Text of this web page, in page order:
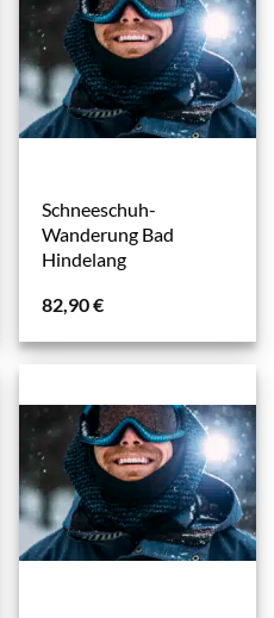
Schneeschuh-
Wanderung Bad
Hindelang
82,90€